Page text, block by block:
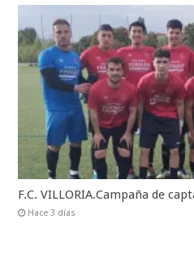
F.C. VILLORIA.Campaña de
Hace 3 días